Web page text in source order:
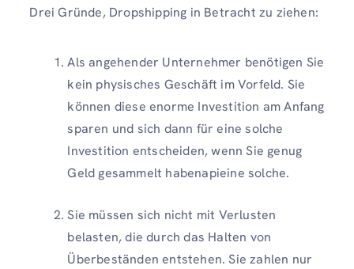
Drei Gründe, Dropshipping in Betracht zu ziehen:
Als angehender Unternehmer benötigen Sie
kein physisches Geschäft im Vorfeld. Sie
können diese enorme Investition am Anfang
sparen und sich dann für eine solche
Investition entscheiden, wenn Sie genug
Geld gesammelt habenapieine solche.
Sie müssen sich nicht mit Verlusten
belasten, die durch das Halten von
Überbeständen entstehen. Sie zahlen nur